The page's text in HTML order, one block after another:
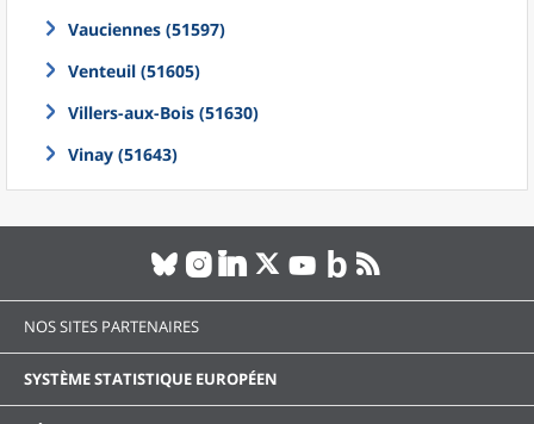
Vauciennes (51597)
Venteuil (51605)
Villers-aux-Bois (51630)
Vinay (51643)
NOS SITES PARTENAIRES
SYSTÈME STATISTIQUE EUROPÉEN